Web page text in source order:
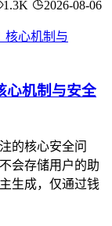
1.3K 2026-08-06
心机制与安全
的核心安全问
会存储用户的助
生成，仅通过钱